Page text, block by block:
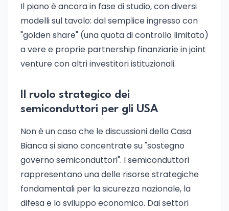
Il piano è ancora in fase di studio, con diversi
modelli sul tavolo: dal semplice ingresso con
"golden share" (una quota di controllo limitato)
a vere e proprie partnership finanziarie in joint
venture con altri investitori istituzionali.
Il ruolo strategico dei
semiconduttori per gli USA
Non è un caso che le discussioni della Casa
Bianca si siano concentrate su "sostegno
governo semiconduttori". I semiconduttori
rappresentano una delle risorse strategiche
fondamentali per la sicurezza nazionale, la
difesa e lo sviluppo economico. Dai settori